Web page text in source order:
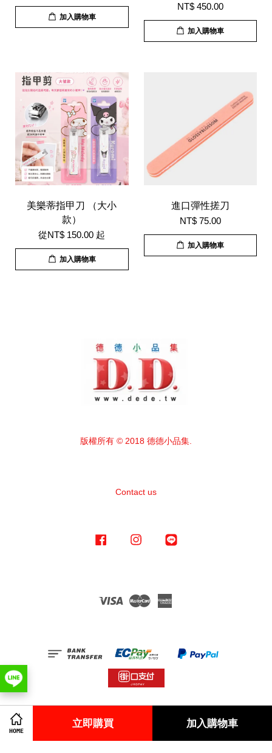
HOME
立即購買 加入購物車
加入購物車
NT$ 450.00
加入購物車
美樂蒂指甲刀 （大小
款）
從NT$ 150.00 起
加入購物車
進口彈性搓刀
NT$ 75.00
加入購物車
版權所有 © 2018 德德小品集.
Contact us
Facebook Instagram
Visa Master